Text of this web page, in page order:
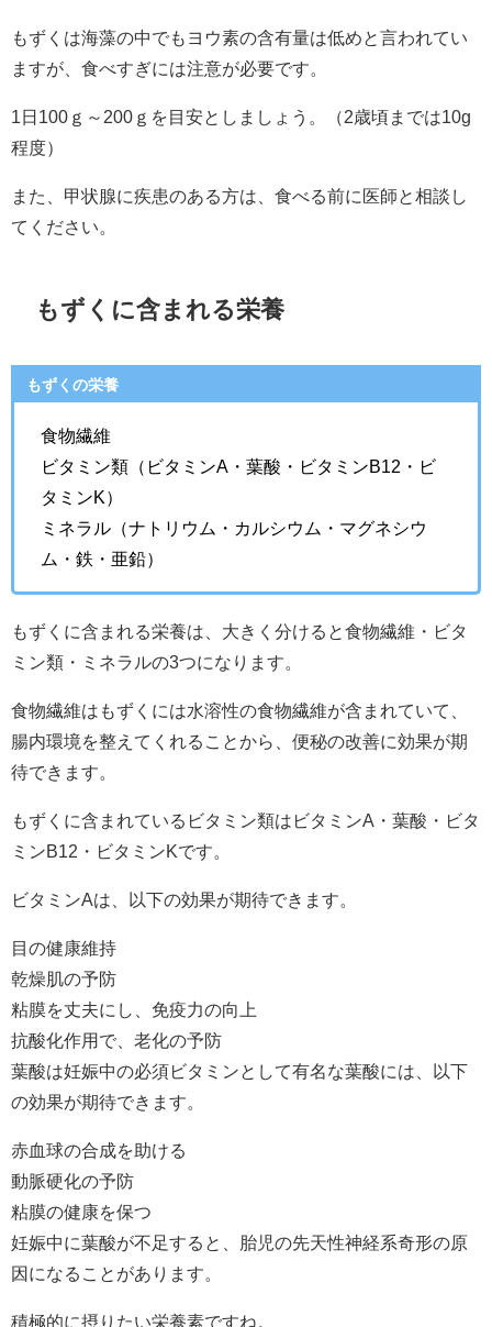
もずくは海藻の中でもヨウ素の含有量は低めと言われてい
ますが、食べすぎには注意が必要です。
1日100ｇ～200ｇを目安としましょう。（2歳頃までは10g
程度）
また、甲状腺に疾患のある方は、食べる前に医師と相談し
てください。
もずくに含まれる栄養
もずくの栄養
食物繊維
ビタミン類（ビタミンA・葉酸・ビタミンB12・ビ
タミンK）
ミネラル（ナトリウム・カルシウム・マグネシウ
ム・鉄・亜鉛）
もずくに含まれる栄養は、大きく分けると食物繊維・ビタ
ミン類・ミネラルの3つになります。
食物繊維はもずくには水溶性の食物繊維が含まれていて、
腸内環境を整えてくれることから、便秘の改善に効果が期
待できます。
もずくに含まれているビタミン類はビタミンA・葉酸・ビタ
ミンB12・ビタミンKです。
ビタミンAは、以下の効果が期待できます。
目の健康維持
乾燥肌の予防
粘膜を丈夫にし、免疫力の向上
抗酸化作用で、老化の予防
葉酸は妊娠中の必須ビタミンとして有名な葉酸には、以下
の効果が期待できます。
赤血球の合成を助ける
動脈硬化の予防
粘膜の健康を保つ
妊娠中に葉酸が不足すると、胎児の先天性神経系奇形の原
因になることがあります。
積極的に摂りたい栄養素ですね。